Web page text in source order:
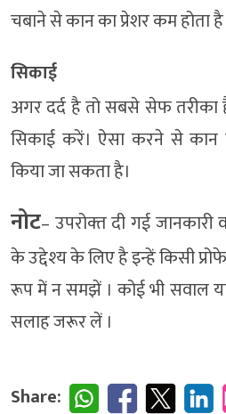
चबाने से कान का प्रेशर कम होता है
सिकाई
अगर दर्द है तो सबसे सेफ तरीका
सिकाई करें। ऐसा करने से कान
किया जा सकता है।
नोट– उपरोक्‍त दी गई जानकारी
के उद्देश्‍य के लिए है इन्‍हें किसी
रूप में न समझें । कोई भी सवाल या
सलाह जरूर लें ।
Share: